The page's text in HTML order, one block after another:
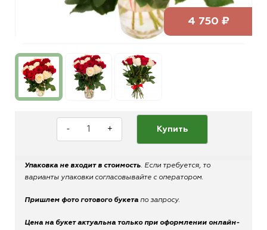
4 750 ₽
Упаковка не входит в стоимость. Если требуется, то
варианты упаковки согласовывайте с оператором.
Пришлем фото готового букета по запросу.
Цена на букет актуальна только при оформлении онлайн-
+
- Купить